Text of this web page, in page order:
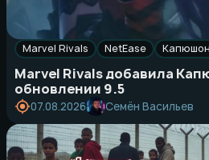
Marvel Rivals NetEase Капюшон
Marvel Rivals добавила
обновлении 9.5
07.08.2026 Семён Васильев